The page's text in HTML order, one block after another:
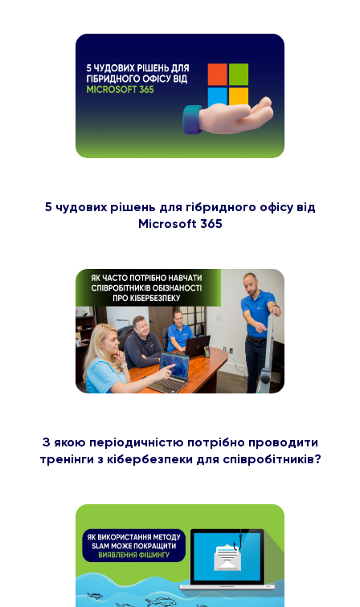
5 чудових рішень для гібридного офісу від
Microsoft 365
З якою періодичністю потрібно проводити
тренінги з кібербезпеки для співробітників?